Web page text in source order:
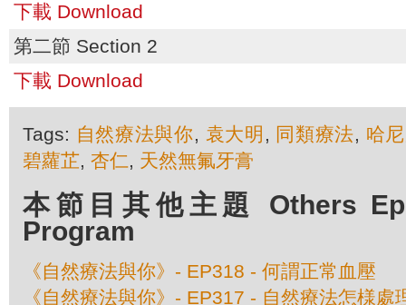
下載 Download
第二節 Section 2
下載 Download
Tags: 自然療法與你, 袁大明 , 同類療法, 哈
碧蘿芷, 杏仁, 天然無氟牙膏
本節目其他主題 Others
Program
《自然療法與你》- EP318 - 何謂正常血壓
《自然療法與你》- EP317 - 自然療法怎様處